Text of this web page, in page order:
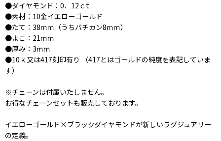
●ダイヤモンド：0．12ｃt
●素材：10金イエローゴールド
●たて：38ｍｍ（うちバチカン8ｍｍ）
●よこ：21ｍｍ
●厚み：3ｍｍ
●10ｋ又は417刻印有り （417とはゴールドの純度を表記していま
す）
※チェーンは付属いたしません。
お得なチェーンセットも販売しております。
イエローゴールド×ブラックダイヤモンドが新しいラグジュアリー
の定義。